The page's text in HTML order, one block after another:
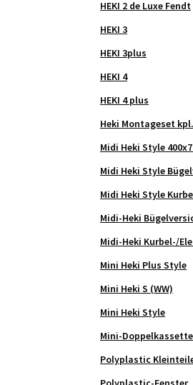
HEKI 2 de Luxe Fendt
HEKI 3
HEKI 3plus
HEKI 4
HEKI 4 plus
Heki Montageset kpl.
Midi Heki Style
Midi Heki Style
Midi Heki Style
Midi-Heki
Midi-Heki Kurbel-/
Mini Heki Plus Style
Mini Heki S (WW)
Mini Heki Style
Mini-
Polyplastic